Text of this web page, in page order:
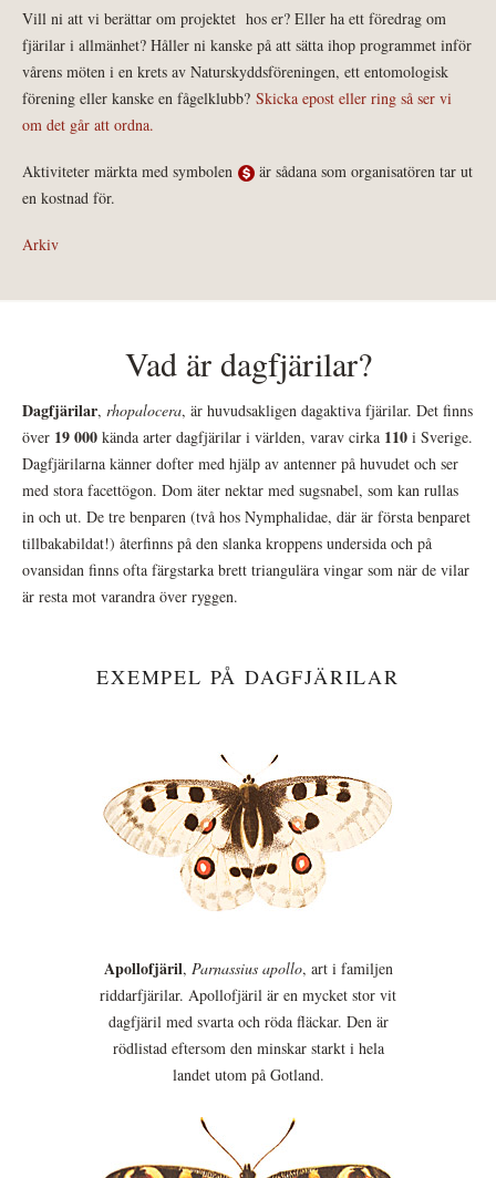
Vill ni att vi berättar om projektet hos er? Eller ha ett föredrag om
fjärilar i allmänhet? Håller ni kanske på att sätta ihop programmet inför
vårens möten i en krets av Naturskyddsföreningen, ett entomologisk
förening eller kanske en fågelklubb? Skicka epost eller ring så ser vi
om det går att ordna.
Aktiviteter märkta med symbolen
är sådana som organisatören tar ut
en kostnad för.
Arkiv
Vad är dagfjärilar?
Dagfjärilar, rhopalocera, är huvudsakligen dagaktiva fjärilar. Det finns
över 19 000 kända arter dagfjärilar i världen, varav cirka 110 i Sverige.
Dagfjärilarna känner dofter med hjälp av antenner på huvudet och ser
med stora facettögon. Dom äter nektar med sugsnabel, som kan rullas
in och ut. De tre benparen (två hos Nymphalidae, där är första benparet
tillbakabildat!) återfinns på den slanka kroppens undersida och på
ovansidan finns ofta färgstarka brett triangulära vingar som när de vilar
är resta mot varandra över ryggen.
EXEMPEL PÅ DAGFJÄRILAR
Apollofjäril, Parnassius apollo, art i familjen
riddarfjärilar. Apollofjäril är en mycket stor vit
dagfjäril med svarta och röda fläckar. Den är
rödlistad eftersom den minskar starkt i hela
landet utom på Gotland.